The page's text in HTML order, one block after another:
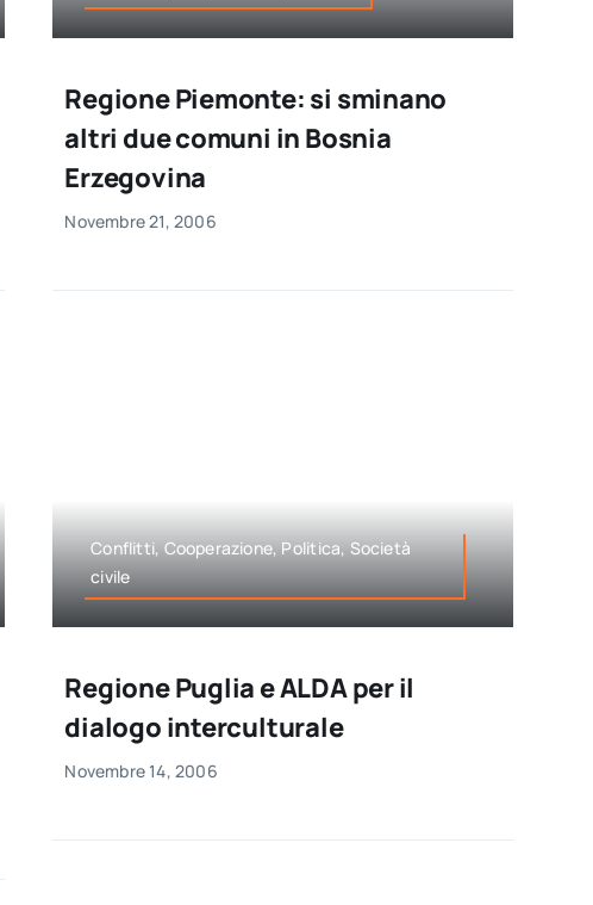
Regione Piemonte: si sminano
altri due comuni in Bosnia
Erzegovina
Novembre 21, 2006
Conflitti, Cooperazione, Politica, Società
civile
Regione Puglia e ALDA per il
dialogo interculturale
Novembre 14, 2006